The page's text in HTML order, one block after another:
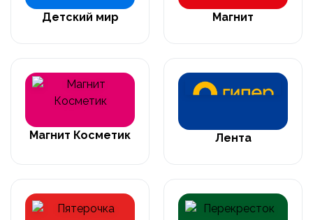
Детский мир Магнит
Магнит Косметик Лента